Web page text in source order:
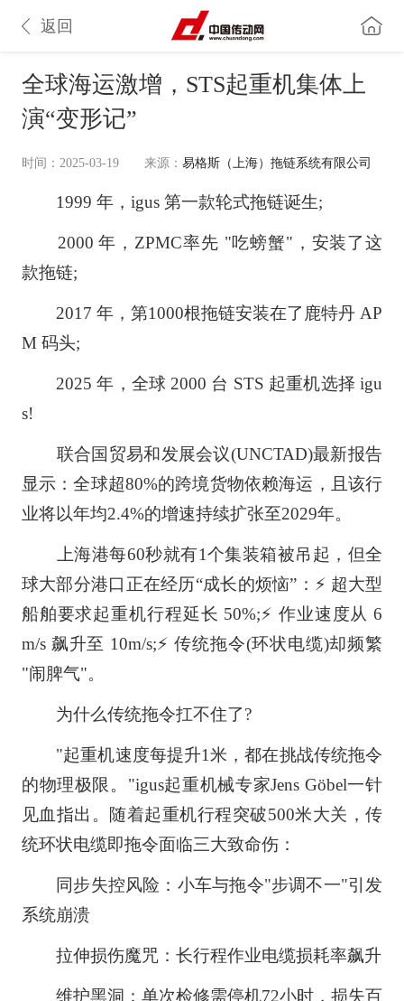
返回
全球海运激增，STS起重机集体上
演“变形记”
时间：2025-03-19 来源： 易格斯（上海）拖链系统有限公司
1999 年，igus 第一款轮式拖链诞生;
2000 年，ZPMC率先 "吃螃蟹"，安装了这
款拖链;
2017 年，第1000根拖链安装在了鹿特丹 AP
M 码头;
2025 年，全球 2000 台 STS 起重机选择 igu
s!
联合国贸易和发展会议(UNCTAD)最新报告
显示：全球超80%的跨境货物依赖海运，且该行
业将以年均2.4%的增速持续扩张至2029年。
上海港每60秒就有1个集装箱被吊起，但全
球大部分港口正在经历“成长的烦恼”：⚡️ 超大型
船舶要求起重机行程延长 50%;⚡️ 作业速度从 6
m/s 飙升至 10m/s;⚡️ 传统拖令(环状电缆)却频繁
"闹脾气"。
为什么传统拖令扛不住了?
"起重机速度每提升1米，都在挑战传统拖令
的物理极限。"igus起重机械专家Jens Göbel一针
见血指出。随着起重机行程突破500米大关，传
统环状电缆即拖令面临三大致命伤：
同步失控风险：小车与拖令"步调不一"引发
系统崩溃
拉伸损伤魔咒：长行程作业电缆损耗率飙升
维护黑洞：单次检修需停机72小时，损失百